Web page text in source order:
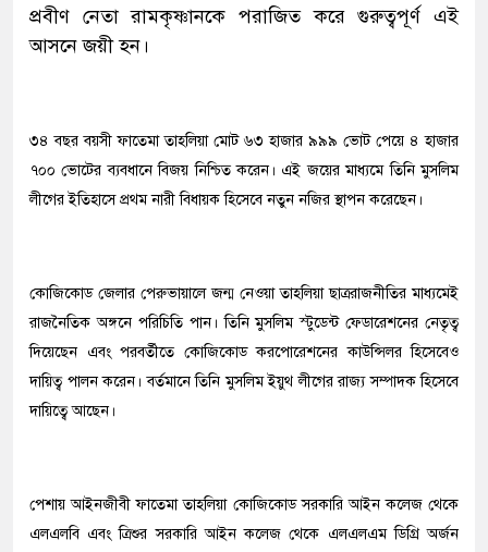
প্রবীণ নেতা রামকৃষ্ণানকে পরাজিত করে গুরুত্বপূর্ণ এই
আসনে জয়ী হন।
৩৪ বছর বয়সী ফাতেমা তাহলিয়া মোট ৬৩ হাজার ৯৯৯ ভোট পেয়ে ৪ হাজার
৭০০ ভোটের ব্যবধানে বিজয় নিশ্চিত করেন। এই জয়ের মাধ্যমে তিনি মুসলিম
লীগের ইতিহাসে প্রথম নারী বিধায়ক হিসেবে নতুন নজির স্থাপন করেছেন।
কোজিকোড জেলার পেরুভায়ালে জন্ম নেওয়া তাহলিয়া ছাত্ররাজনীতির মাধ্যমেই
রাজনৈতিক অঙ্গনে পরিচিতি পান। তিনি মুসলিম স্টুডেন্ট ফেডারেশনের নেতৃত্ব
দিয়েছেন এবং পরবর্তীতে কোজিকোড করপোরেশনের কাউন্সিলর হিসেবেও
দায়িত্ব পালন করেন। বর্তমানে তিনি মুসলিম ইয়ুথ লীগের রাজ্য সম্পাদক হিসেবে
দায়িত্বে আছেন।
পেশায় আইনজীবী ফাতেমা তাহলিয়া কোজিকোড সরকারি আইন কলেজ থেকে
এলএলবি এবং ত্রিশুর সরকারি আইন কলেজ থেকে এলএলএম ডিগ্রি অর্জন